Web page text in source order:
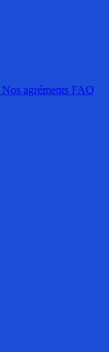
Nos agréments FAQ